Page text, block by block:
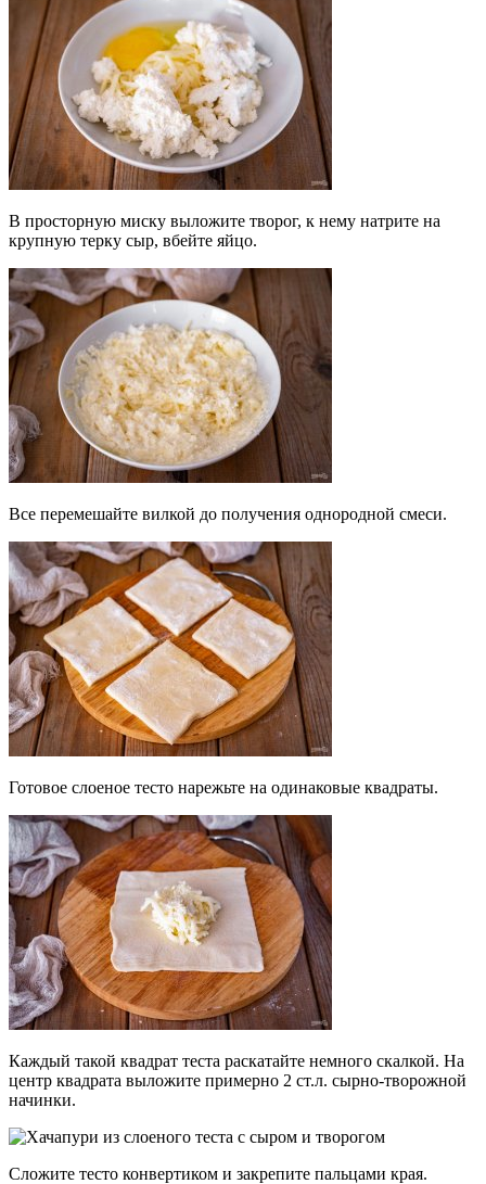
В просторную миску выложите творог, к нему натрите на
крупную терку сыр, вбейте яйцо.
Все перемешайте вилкой до получения однородной смеси.
Готовое слоеное тесто нарежьте на одинаковые квадраты.
Каждый такой квадрат теста раскатайте немного скалкой. На
центр квадрата выложите примерно 2 ст.л. сырно-творожной
начинки.
Сложите тесто конвертиком и закрепите пальцами края.